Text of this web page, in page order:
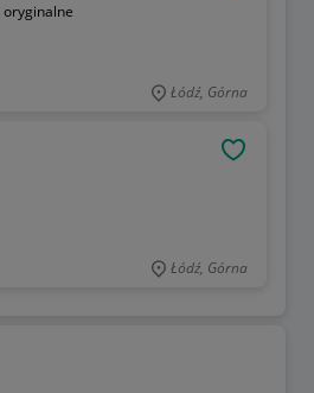
oryginalne
Łódź, Górna
Łódź, Górna